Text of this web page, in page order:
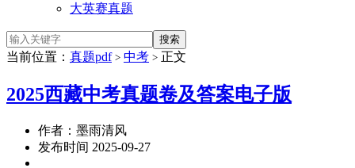
大英赛真题
当前位置： 真题pdf > 中考 > 正文
2025西藏中考真题卷及答案电子版
作者：墨雨清风
发布时间 2025-09-27